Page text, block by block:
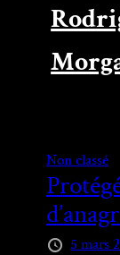
Non classé
5 mars